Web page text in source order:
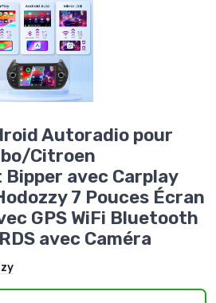
Autoradio pour
Citroen
avec Carplay
7 Pouces Écran
GPS WiFi Bluetooth
avec Caméra